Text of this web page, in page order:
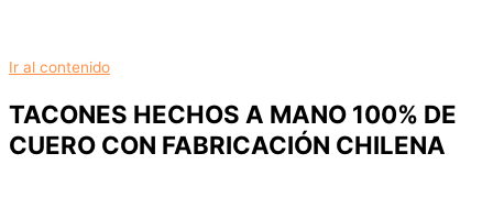
Ir al contenido
TACONES HECHOS A MANO 100% DE
CUERO CON FABRICACIÓN CHILENA